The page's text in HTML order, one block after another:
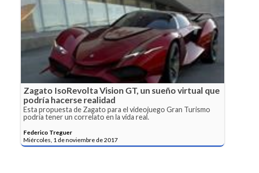
Zagato IsoRevolta Vision GT, un sueño virtual que
podría hacerse realidad
Esta propuesta de Zagato para el videojuego Gran Turismo
podría tener un correlato en la vida real.
Federico Treguer
Miércoles, 1 de noviembre de 2017